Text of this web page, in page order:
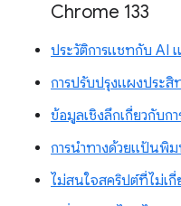
Chrome 133
ประวัติการแชทกับ AI
การปรับปรุงแผงประสิ
ข้อมูลเชิงลึกเกี่ยวกับก
การนำทางด้วยแป้นพิ
ไม่สนใจสคริปต์ที่ไม่เ